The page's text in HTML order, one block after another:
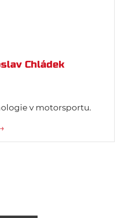
Chládek
v motorsportu.